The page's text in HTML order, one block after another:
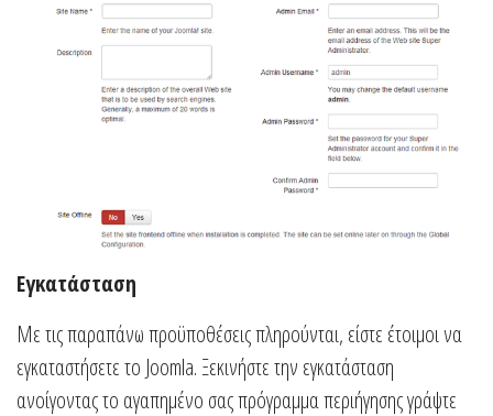
Εγκατάσταση
Με τις παραπάνω προϋποθέσεις πληρούνται, είστε έτοιμοι να
εγκαταστήσετε το Joomla. Ξεκινήστε την εγκατάσταση
ανοίγοντας το αγαπημένο σας πρόγραμμα περιήγησης γράψτε